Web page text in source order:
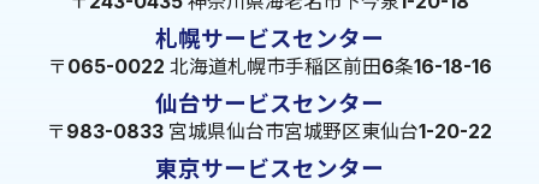
札幌サービスセンター
〒065-0022 北海道札幌市手稲区前田6条16-18-16
仙台サービスセンター
〒983-0833 宮城県仙台市宮城野区東仙台1-20-22
東京サービスセンター